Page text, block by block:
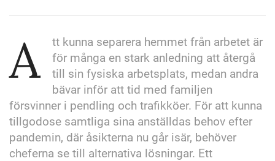
A
tt kunna separera hemmet från arbetet är
för många en stark anledning att återgå
till sin fysiska arbetsplats, medan andra
bävar inför att tid med familjen
försvinner i pendling och trafikköer. För att kunna
tillgodose samtliga sina anställdas behov efter
pandemin, där åsikterna nu går isär, behöver
cheferna se till alternativa lösningar. Ett